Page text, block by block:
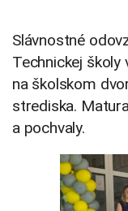
Slávnostné
Technickej školy
na školskom
strediska.
a pochvaly.